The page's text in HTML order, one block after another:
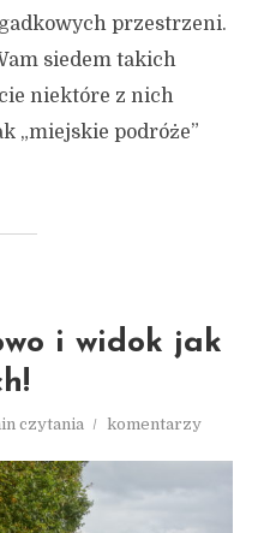
przestrzeni.
siedem takich
niektóre z nich
„miejskie podróże”
i widok jak
czytania komentarzy